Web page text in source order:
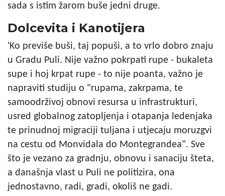
sada s istim žarom buše jedni druge.
Dolcevita i Kanotijera
'Ko previše buši, taj popuši, a to vrlo dobro znaju
u Gradu Puli. Nije važno pokrpati rupe - bukaleta
supe i hoj krpat rupe - to nije poanta, važno je
napraviti studiju o "rupama, zakrpama, te
samoodrživoj obnovi resursa u infrastrukturi,
usred globalnog zatopljenja i otapanja ledenjaka
te prinudnoj migraciji tuljana i utjecaju moruzgvi
na cestu od Monvidala do Montegrandea". Sve
što je vezano za gradnju, obnovu i sanaciju šteta,
a današnja vlast u Puli ne politizira, ona
jednostavno, radi, gradi, okoliš ne gadi.